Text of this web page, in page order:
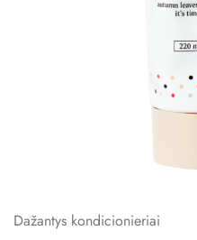
Dažantys kondicionieriai